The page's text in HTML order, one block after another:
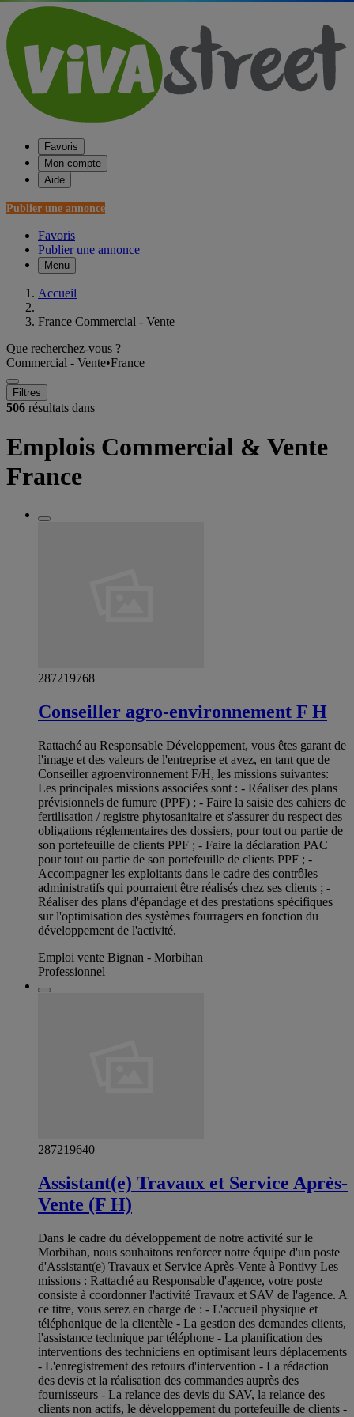
Favoris
Mon compte
Aide
Publier une annonce
Favoris
Publier une annonce
Menu
Accueil
France Commercial - Vente
Que recherchez-vous ?
Commercial - Vente•France
Filtres
506 résultats dans
Emplois Commercial & Vente
France
287219768
Conseiller agro-environnement F H
Rattaché au Responsable Développement, vous êtes garant de
l'image et des valeurs de l'entreprise et avez, en tant que de
Conseiller agroenvironnement F/H, les missions suivantes:
Les principales missions associées sont : - Réaliser des plans
prévisionnels de fumure (PPF) ; - Faire la saisie des cahiers de
fertilisation / registre phytosanitaire et s'assurer du respect des
obligations réglementaires des dossiers, pour tout ou partie de
son portefeuille de clients PPF ; - Faire la déclaration PAC
pour tout ou partie de son portefeuille de clients PPF ; -
Accompagner les exploitants dans le cadre des contrôles
administratifs qui pourraient être réalisés chez ses clients ; -
Réaliser des plans d'épandage et des prestations spécifiques
sur l'optimisation des systèmes fourragers en fonction du
développement de l'activité.
Emploi vente Bignan - Morbihan
Professionnel
287219640
Assistant(e) Travaux et Service Après-
Vente (F H)
Dans le cadre du développement de notre activité sur le
Morbihan, nous souhaitons renforcer notre équipe d'un poste
d'Assistant(e) Travaux et Service Après-Vente à Pontivy Les
missions : Rattaché au Responsable d'agence, votre poste
consiste à coordonner l'activité Travaux et SAV de l'agence. A
ce titre, vous serez en charge de : - L'accueil physique et
téléphonique de la clientèle - La gestion des demandes clients,
l'assistance technique par téléphone - La planification des
interventions des techniciens en optimisant leurs déplacements
- L'enregistrement des retours d'intervention - La rédaction
des devis et la réalisation des commandes auprès des
fournisseurs - La relance des devis du SAV, la relance des
clients non actifs, le développement du portefeuille de clients -